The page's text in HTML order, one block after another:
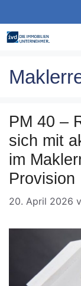
Inhalt
springen
PM 40 –
sich mit
im
Provision
20. April 2026